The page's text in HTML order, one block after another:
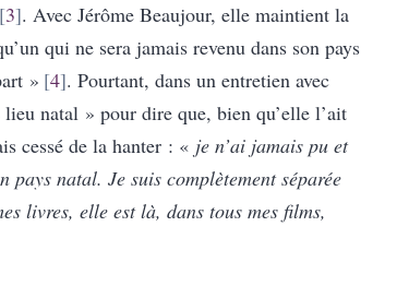
3 . Avec Jérôme Beaujour, elle maintient la
qui ne sera jamais revenu dans son pays
» 4 . Pourtant, dans un entretien avec
natal » pour dire que, bien qu’elle l’ait
cessé de la hanter : « je n’ai jamais pu et
pays natal. Je suis complètement séparée
livres, elle est là, dans tous mes films,